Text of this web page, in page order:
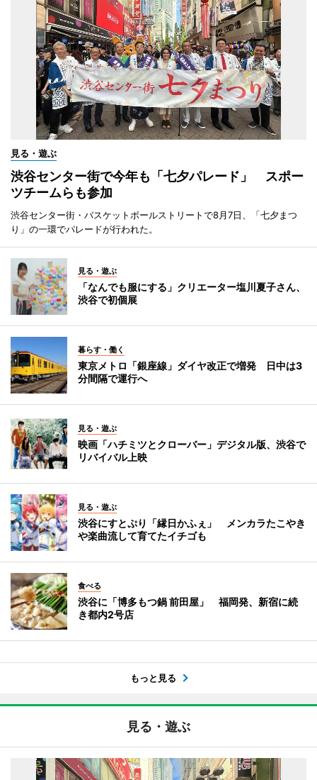
見る・遊ぶ
渋谷センター街で今年も「七夕パレード」 スポー
ツチームらも参加
渋谷センター街・バスケットボールストリートで8月7日、「七夕まつ
り」の一環でパレードが行われた。
見る・遊ぶ
「なんでも服にする」クリエーター塩川夏子さん、
渋谷で初個展
暮らす・働く
東京メトロ「銀座線」ダイヤ改正で増発 日中は3
分間隔で運行へ
見る・遊ぶ
映画「ハチミツとクローバー」デジタル版、渋谷で
リバイバル上映
見る・遊ぶ
渋谷にすとぷり「縁日かふぇ」 メンカラたこやき
や楽曲流して育てたイチゴも
食べる
渋谷に「博多もつ鍋 前田屋」 福岡発、新宿に続
き都内2号店
もっと見る
見る・遊ぶ